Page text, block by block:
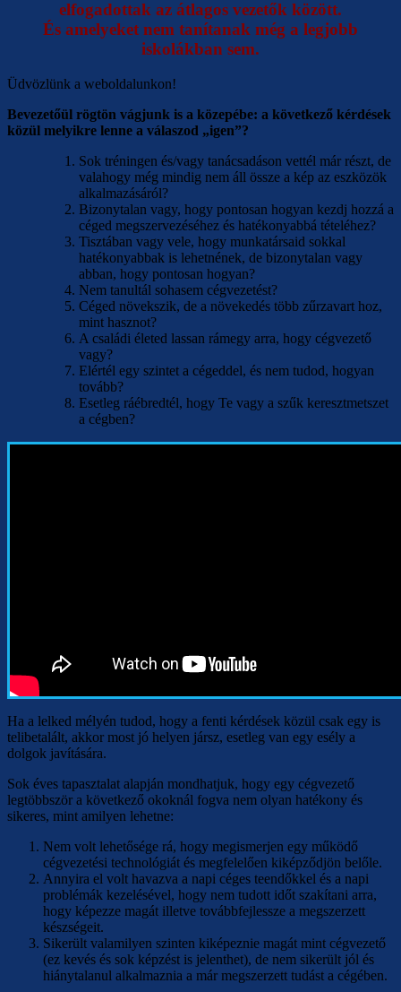
elfogadottak az átlagos vezetők között.
És amelyeket nem tanítanak még a legjobb
iskolákban sem.
Üdvözlünk a weboldalunkon!
Bevezetőül rögtön vágjunk is a közepébe: a következő kérdések
közül melyikre lenne a válaszod „igen”?
Sok tréningen és/vagy tanácsadáson vettél már részt, de
valahogy még mindig nem áll össze a kép az eszközök
alkalmazásáról?
Bizonytalan vagy, hogy pontosan hogyan kezdj hozzá a
céged megszervezéséhez és hatékonyabbá tételéhez?
Tisztában vagy vele, hogy munkatársaid sokkal
hatékonyabbak is lehetnének, de bizonytalan vagy
abban, hogy pontosan hogyan?
Nem tanultál sohasem cégvezetést?
Céged növekszik, de a növekedés több zűrzavart hoz,
mint hasznot?
A családi életed lassan rámegy arra, hogy cégvezető
vagy?
Elértél egy szintet a cégeddel, és nem tudod, hogyan
tovább?
Esetleg ráébredtél, hogy Te vagy a szűk keresztmetszet
a cégben?
Ha a lelked mélyén tudod, hogy a fenti kérdések közül csak egy is
telibetalált, akkor most jó helyen jársz, esetleg van egy esély a
dolgok javítására.
Sok éves tapasztalat alapján mondhatjuk, hogy egy cégvezető
legtöbbször a következő okoknál fogva nem olyan hatékony és
sikeres, mint amilyen lehetne:
Nem volt lehetősége rá, hogy megismerjen egy működő
cégvezetési technológiát és megfelelően kiképződjön belőle.
Annyira el volt havazva a napi céges teendőkkel és a napi
problémák kezelésével, hogy nem tudott időt szakítani arra,
hogy képezze magát illetve továbbfejlessze a megszerzett
készségeit.
Sikerült valamilyen szinten kiképeznie magát mint cégvezető
(ez kevés és sok képzést is jelenthet), de nem sikerült jól és
hiánytalanul alkalmaznia a már megszerzett tudást a cégében.